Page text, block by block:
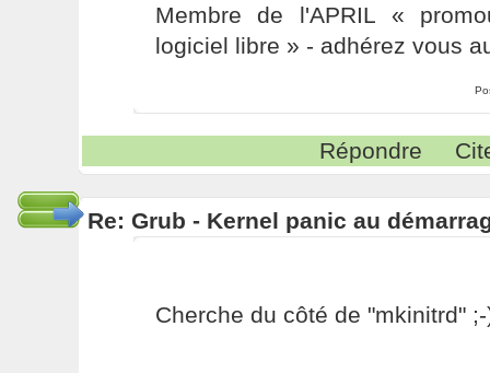
Membre de l'APRIL «
logiciel libre » - adhérez vous
Répondre
Re: Grub - Kernel panic au
Cherche du côté de "mkinitrd"